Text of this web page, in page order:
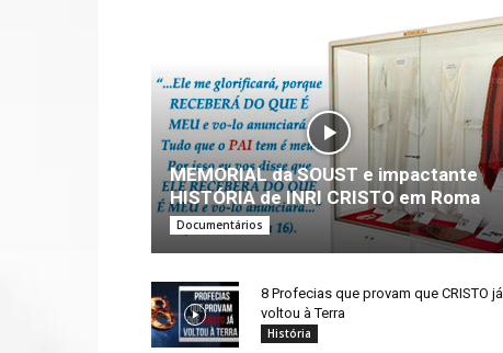
MEMORIAL da SOUST e impactante
HISTÓRIA de INRI CRISTO em Roma
Documentários
8 Profecias que provam que CRISTO já
voltou à Terra
História